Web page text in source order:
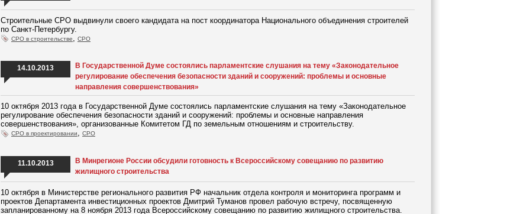
Строительные СРО выдвинули своего кандидата на пост координатора Национального объединения строителей
по Санкт-Петербургу.
СРО в строительстве СРО
14.10.2013
В Государственной Думе состоялись парламентские слушания на тему «Законодательное
регулирование обеспечения безопасности зданий и сооружений: проблемы и основные
направления совершенствования»
10 октября 2013 года в Государственной Думе состоялись парламентские слушания на тему «Законодательное
регулирование обеспечения безопасности зданий и сооружений: проблемы и основные направления
совершенствования», организованные Комитетом ГД по земельным отношениям и строительству.
СРО в проектировании, СРО
11.10.2013
В Минрегионе России обсудили готовность к Всероссийскому совещанию по развитию
жилищного строительства
10 октября в Министерстве регионального развития РФ начальник отдела контроля и мониторинга программ и
проектов Департамента инвестиционных проектов Дмитрий Туманов провел рабочую встречу, посвященную
запланированному на 8 ноября 2013 года Всероссийскому совещанию по развитию жилищного строительства.